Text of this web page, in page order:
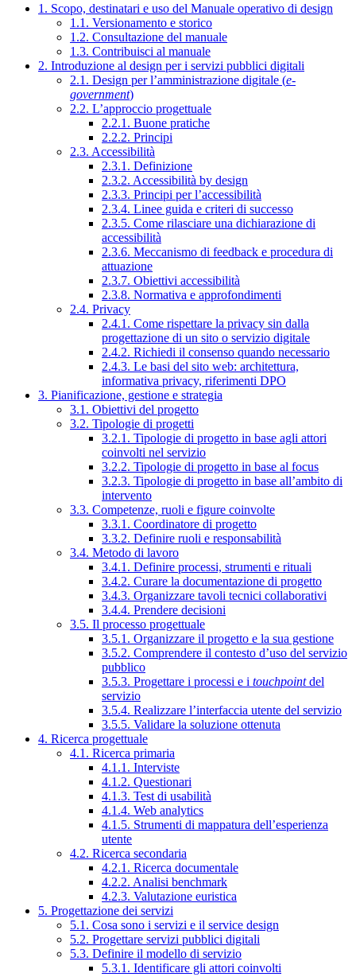
1. Scopo, destinatari e uso del Manuale operativo di design
1.1. Versionamento e storico
1.2. Consultazione del manuale
1.3. Contribuisci al manuale
2. Introduzione al design per i servizi pubblici digitali
2.1. Design per l’amministrazione digitale (e-
government)
2.2. L’approccio progettuale
2.2.1. Buone pratiche
2.2.2. Principi
2.3. Accessibilità
2.3.1. Definizione
2.3.2. Accessibilità by design
2.3.3. Principi per l’accessibilità
2.3.4. Linee guida e criteri di successo
2.3.5. Come rilasciare una dichiarazione di
accessibilità
2.3.6. Meccanismo di feedback e procedura di
attuazione
2.3.7. Obiettivi accessibilità
2.3.8. Normativa e approfondimenti
2.4. Privacy
2.4.1. Come rispettare la privacy sin dalla
progettazione di un sito o servizio digitale
2.4.2. Richiedi il consenso quando necessario
2.4.3. Le basi del sito web: architettura,
informativa privacy, riferimenti DPO
3. Pianificazione, gestione e strategia
3.1. Obiettivi del progetto
3.2. Tipologie di progetti
3.2.1. Tipologie di progetto in base agli attori
coinvolti nel servizio
3.2.2. Tipologie di progetto in base al focus
3.2.3. Tipologie di progetto in base all’ambito di
intervento
3.3. Competenze, ruoli e figure coinvolte
3.3.1. Coordinatore di progetto
3.3.2. Definire ruoli e responsabilità
3.4. Metodo di lavoro
3.4.1. Definire processi, strumenti e rituali
3.4.2. Curare la documentazione di progetto
3.4.3. Organizzare tavoli tecnici collaborativi
3.4.4. Prendere decisioni
3.5. Il processo progettuale
3.5.1. Organizzare il progetto e la sua gestione
3.5.2. Comprendere il contesto d’uso del servizio
pubblico
3.5.3. Progettare i processi e i touchpointdel
servizio
3.5.4. Realizzare l’interfaccia utente del servizio
3.5.5. Validare la soluzione ottenuta
4. Ricerca progettuale
4.1. Ricerca primaria
4.1.1. Interviste
4.1.2. Questionari
4.1.3. Test di usabilità
4.1.4. Web analytics
4.1.5. Strumenti di mappatura dell’esperienza
utente
4.2. Ricerca secondaria
4.2.1. Ricerca documentale
4.2.2. Analisi benchmark
4.2.3. Valutazione euristica
5. Progettazione dei servizi
5.1. Cosa sono i servizi e il service design
5.2. Progettare servizi pubblici digitali
5.3. Definire il modello di servizio
5.3.1. Identificare gli attori coinvolti